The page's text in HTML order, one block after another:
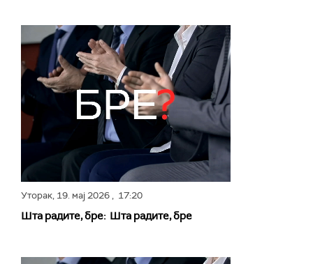
Уторак, 19. мај 2026, 17:20
Шта радите, бре: Шта радите, бре